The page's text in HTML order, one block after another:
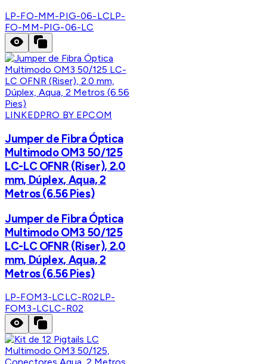
LP-FO-MM-PIG-06-LCLP-
FO-MM-PIG-06-LC
LINKEDPRO BY EPCOM
Jumper de Fibra Óptica
Multimodo OM3 50/125
LC-LC OFNR (Riser), 2.0
mm, Dúplex, Aqua, 2
Metros (6.56 Pies)
Jumper de Fibra Óptica
Multimodo OM3 50/125
LC-LC OFNR (Riser), 2.0
mm, Dúplex, Aqua, 2
Metros (6.56 Pies)
LP-FOM3-LCLC-R02LP-
FOM3-LCLC-R02